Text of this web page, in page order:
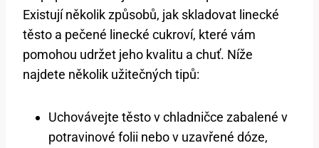
Existují několik způsobů, jak skladovat linecké
těsto a pečené linecké cukroví, které vám
pomohou udržet jeho kvalitu a chuť. Níže
najdete několik užitečných tipů:
Uchovávejte těsto v chladničce zabalené v
potravinové folii nebo v uzavřené dóze,